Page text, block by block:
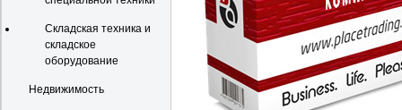
Складская техника и
складское
оборудование
Недвижимость